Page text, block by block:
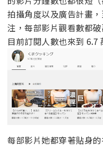
拍攝角度以及廣告計畫
注，每部影片觀看數都
目前訂閱人數也來到 6.7
每部影片她都穿著貼身